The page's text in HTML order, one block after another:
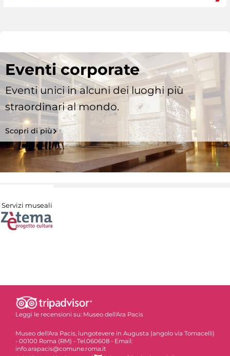
Eventi corporate
Eventi unici in alcuni dei luoghi più
straordinari al mondo.
Scopri di più
Servizi museali
Leggi le recensioni su: Museo dell'Ara Pacis
Museo dell'Ara Pacis, lungotevere in Augusta (angolo via Tomacelli)
- 00100 Roma (RM) - Tel.060608 - Email:
info.arapacis@comune.roma.it